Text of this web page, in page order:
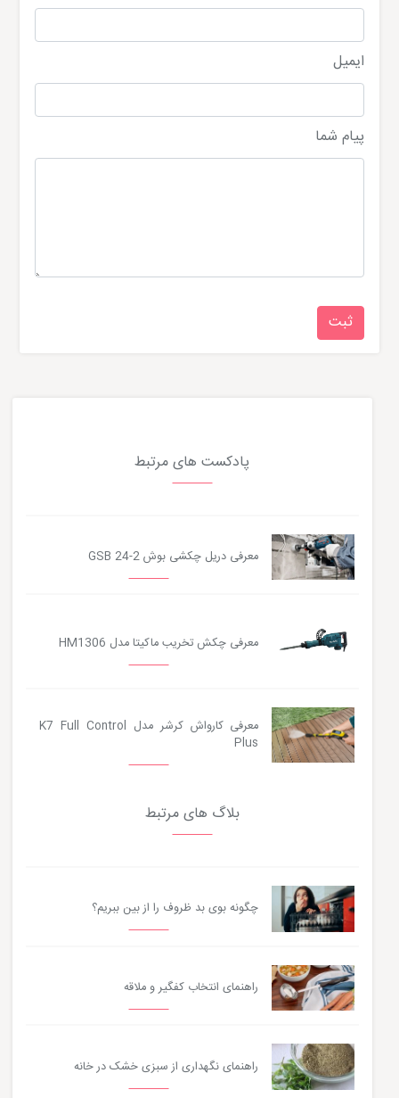
ایمیل
پیام شما
پادکست های مرتبط
معرفی دریل چکشی بوش GSB 24-2
معرفی چکش تخریب ماکیتا مدل HM1306
معرفی کارواش کرشر مدل K7 Full Control
Plus
بلاگ های مرتبط
چگونه بوی بد ظروف را از بین ببریم؟
راهنمای انتخاب کفگیر و ملاقه
راهنمای نگهداری از سبزی خشک در خانه